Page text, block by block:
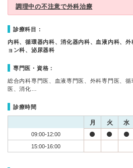
調理中の不注意で外科治療
診療科目：
内科、循環器内科、消化器内科、血液内科、
ョン科、泌尿器科
専門医・資格：
総合内科専門医、血液専門医、外科専門医、
医、消化…
診療時間
月 火 水
09:00-12:00
15:00-16:00